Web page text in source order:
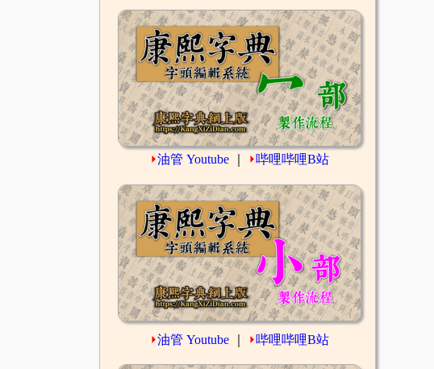
⏵油管 Youtube ⏵哔哩哔哩B站
⏵油管 Youtube ⏵哔哩哔哩B站